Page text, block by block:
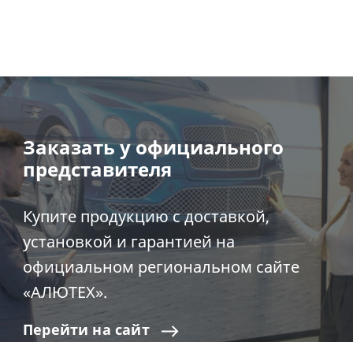
Заказать у официального
представителя
Купите продукцию с доставкой,
установкой и гарантией на
официальном региональном сайте
«АЛЮТЕХ».
Перейти на сайт